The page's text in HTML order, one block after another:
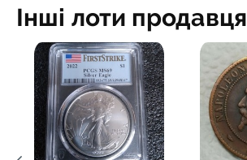
Інші лоти продавця